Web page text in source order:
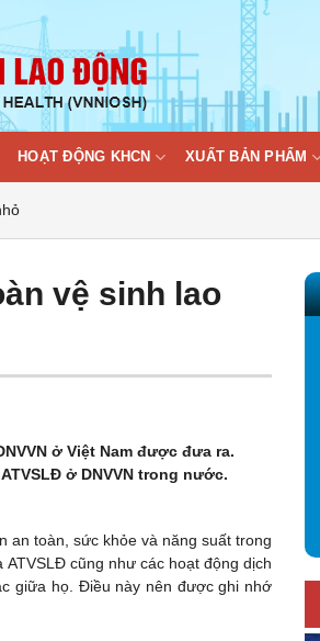
HOẠT ĐỘNG KHCN XUẤT BẢN PHẨM
vệ sinh lao
ở Việt Nam được đưa ra.
ở DNVVN trong nước.
an toàn, sức khỏe và năng suất trong
cũng như các hoạt động dịch
giữa họ. Điều này nên được ghi nhớ